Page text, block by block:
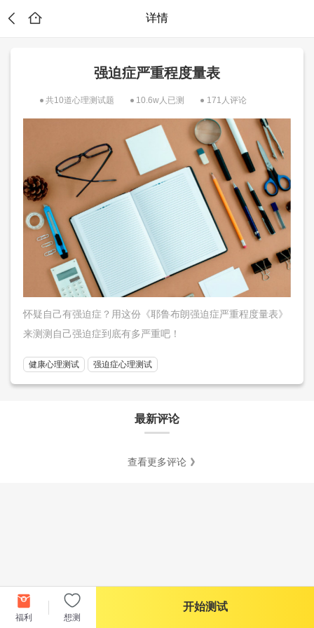
详情
强迫症严重程度量表
共10道心理测试题 10.6w人已测 171人评论
怀疑自己有强迫症？用这份《耶鲁布朗强迫症严重程度量表》
来测测自己强迫症到底有多严重吧！
健康心理测试 强迫症心理测试
最新评论
查看更多评论
福利 想测
开始测试